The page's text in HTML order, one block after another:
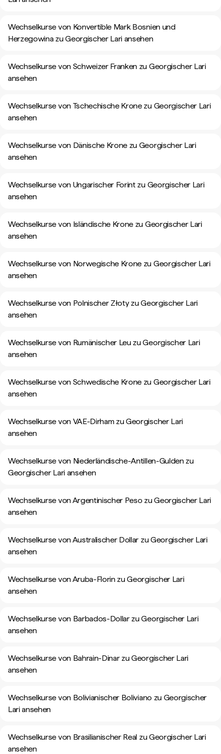
Wechselkurse von Konvertible Mark Bosnien und
Herzegowina zu Georgischer Lari ansehen
Wechselkurse von Schweizer Franken zu Georgischer Lari
ansehen
Wechselkurse von Tschechische Krone zu Georgischer Lari
ansehen
Wechselkurse von Dänische Krone zu Georgischer Lari
ansehen
Wechselkurse von Ungarischer Forint zu Georgischer Lari
ansehen
Wechselkurse von Isländische Krone zu Georgischer Lari
ansehen
Wechselkurse von Norwegische Krone zu Georgischer Lari
ansehen
Wechselkurse von Polnischer Złoty zu Georgischer Lari
ansehen
Wechselkurse von Rumänischer Leu zu Georgischer Lari
ansehen
Wechselkurse von Schwedische Krone zu Georgischer Lari
ansehen
Wechselkurse von VAE-Dirham zu Georgischer Lari
ansehen
Wechselkurse von Niederländische-Antillen-Gulden zu
Georgischer Lari ansehen
Wechselkurse von Argentinischer Peso zu Georgischer Lari
ansehen
Wechselkurse von Australischer Dollar zu Georgischer Lari
ansehen
Wechselkurse von Aruba-Florin zu Georgischer Lari
ansehen
Wechselkurse von Barbados-Dollar zu Georgischer Lari
ansehen
Wechselkurse von Bahrain-Dinar zu Georgischer Lari
ansehen
Wechselkurse von Bolivianischer Boliviano zu Georgischer
Lari ansehen
Wechselkurse von Brasilianischer Real zu Georgischer Lari
ansehen